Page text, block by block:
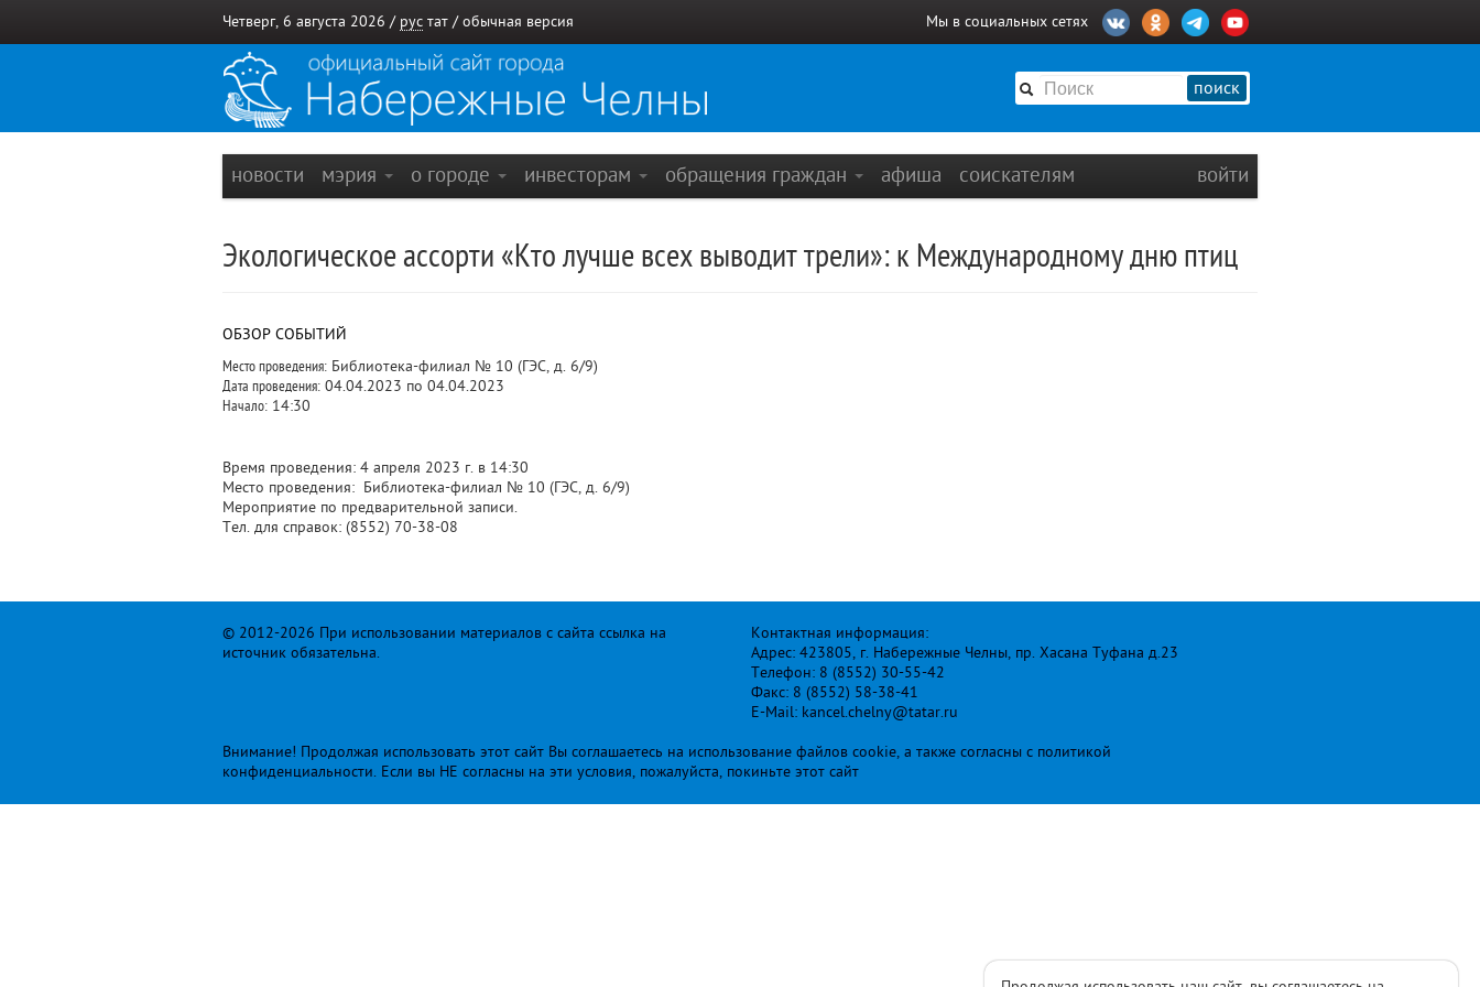
Четверг, 6 августа 2026 / рус тат / обычная версия Мы в социальных сетях
поиск
новости мэрия о городе инвесторам обращения граждан афиша соискателям войти
Экологическое ассорти «Кто лучше всех выводит трели»: к Международному дню птиц
ОБЗОР СОБЫТИЙ
Место проведения: Библиотека-филиал № 10 (ГЭС, д. 6/9)
Дата проведения: 04.04.2023 по 04.04.2023
Начало: 14:30
Время проведения: 4 апреля 2023 г. в 14:30
Место проведения: Библиотека-филиал № 10 (ГЭС, д. 6/9)
Мероприятие по предварительной записи.
Тел. для справок: (8552) 70-38-08
© 2012-2026 При использовании материалов с сайта ссылка на
источник обязательна.
Контактная информация:
Адрес: 423805, г. Набережные Челны, пр. Хасана Туфана д.23
Телефон: 8 (8552) 30-55-42
Факс: 8 (8552) 58-38-41
E-Mail: kancel.chelny@tatar.ru
Внимание! Продолжая использовать этот сайт Вы соглашаетесь на использование файлов cookie, а также согласны с политикой
конфиденциальности. Если вы НЕ согласны на эти условия, пожалуйста, покиньте этот сайт